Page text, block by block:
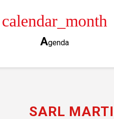
calendar_month
Agenda
SARL